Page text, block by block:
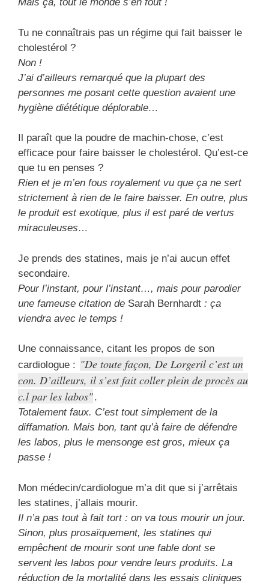
Tu ne connaîtrais pas un régime qui fait baisser le
cholestérol ?
Non !
J’ai d’ailleurs remarqué que la plupart des
personnes me posant cette question avaient une
hygiène diététique déplorable…
Il paraît que la poudre de machin-chose, c’est
efficace pour faire baisser le cholestérol. Qu’est-ce
que tu en penses ?
Rien et je m’en fous royalement vu que ça ne sert
strictement à rien de le faire baisser. En outre, plus
le produit est exotique, plus il est paré de vertus
miraculeuses…
Je prends des statines, mais je n’ai aucun effet
secondaire.
Pour l’instant, pour l’instant…, mais pour parodier
une fameuse citation de Sarah Bernhardt : ça
viendra avec le temps !
Une connaissance, citant les propos de son
cardiologue :
De toute façon, De Lorgeril c’est un
con. D’ailleurs, il s’est fait coller plein de procès au
c.l par les labos .
Totalement faux. C’est tout simplement de la
diffamation. Mais bon, tant qu’à faire de défendre
les labos, plus le mensonge est gros, mieux ça
passe !
Mon médecin/cardiologue m’a dit que si j’arrêtais
les statines, j’allais mourir.
Il n’a pas tout à fait tort : on va tous mourir un jour.
Sinon, plus prosaïquement, les statines qui
empêchent de mourir sont une fable dont se
servent les labos pour vendre leurs produits. La
réduction de la mortalité dans les essais cliniques